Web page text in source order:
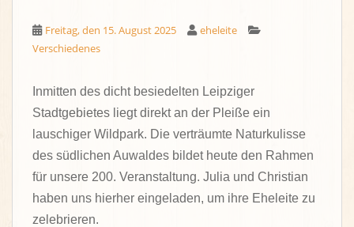
Freitag, den 15. August 2025
eheleite
Verschiedenes
Inmitten des dicht besiedelten Leipziger
Stadtgebietes liegt direkt an der Pleiße ein
lauschiger Wildpark. Die verträumte Naturkulisse
des südlichen Auwaldes bildet heute den Rahmen
für unsere 200. Veranstaltung. Julia und Christian
haben uns hierher eingeladen, um ihre Eheleite zu
zelebrieren.